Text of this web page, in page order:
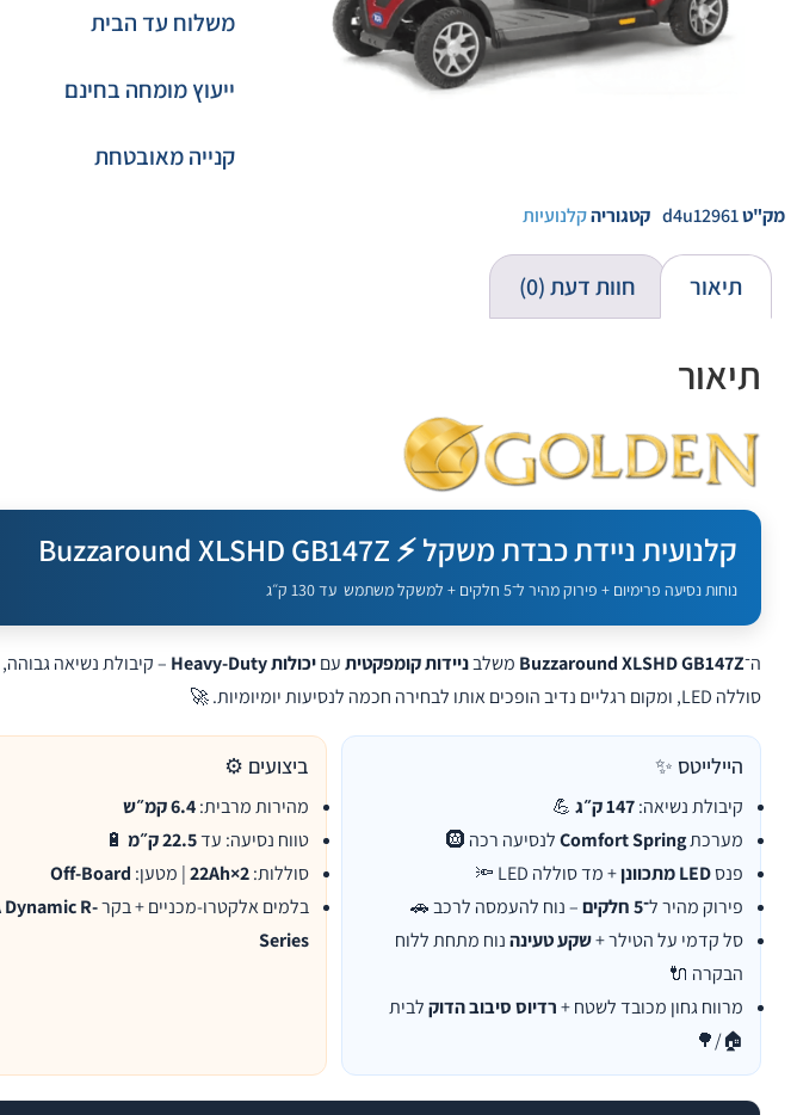
מק"טd4u12961 קטגוריהקלנועיות
משלוח עד הבית
ייעוץ מומחה בחינם
קנייה מאובטחת
תיאור חוות דעת (0)
תיאור
קלנועית ניידת כבדת משקל ⚡ Buzzaround XLSHD GB147Z
נוחות נסיעה פרימיום + פירוק מהיר ל־5 חלקים + למשקל משתמש עד 130 ק״ג
ה־Buzzaround XLSHD GB147Z משלבניידות קומפקטיתעםיכולות Heavy-Duty
סוללה LED, ומקום רגליים נדיב הופכים אותו לבחירה חכמה לנסיעות יומיומיות. 🚀
היילייטס ✨
קיבולת נשיאה:147 ק״ג
💪
מערכתComfort Springלנסיעה רכה 🛞
פנסLED מתכוונן
+ מד סוללה LED 🔦
פירוק מהיר ל־5 חלקים
– נוח להעמסה לרכב 🚗
סל קדמי על הטילר +שקע טעינהנוח מתחת ללוח
הבקרה 🔌
מרווח גחון מכובד לשטח +רדיוס סיבוב הדוקלבית
🏠/🌳
ביצועים ⚙️
מהירות מרבית:6.4 קמ״ש
טווח נסיעה: עד22.5 ק״מ
🔋
סוללות:2×22Ah | מטען: Off-Board
בלמים אלקטרו-מכניים + בקרDynamic R-
Series